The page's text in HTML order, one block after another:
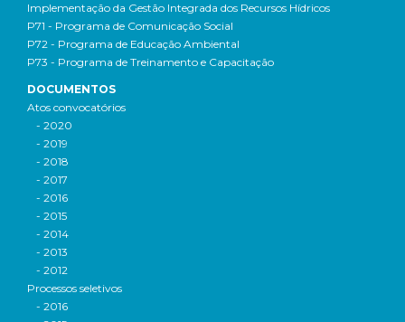
Implementação da Gestão Integrada dos Recursos Hídricos
P71 - Programa de Comunicação Social
P72 - Programa de Educação Ambiental
P73 - Programa de Treinamento e Capacitação
DOCUMENTOS
Atos convocatórios
- 2020
- 2019
- 2018
- 2017
- 2016
- 2015
- 2014
- 2013
- 2012
Processos seletivos
- 2016